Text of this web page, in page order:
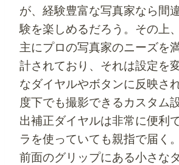
が、経験豊富な写真家なら間
験を楽しめるだろう。その上
主にプロの写真家のニーズを
計されており、それは設定を
なダイヤルやボタンに反映さ
度下でも撮影できるカスタム
出補正ダイヤルは非常に便利
ラを使っていても親指で届く
前面のグリップにある小さな